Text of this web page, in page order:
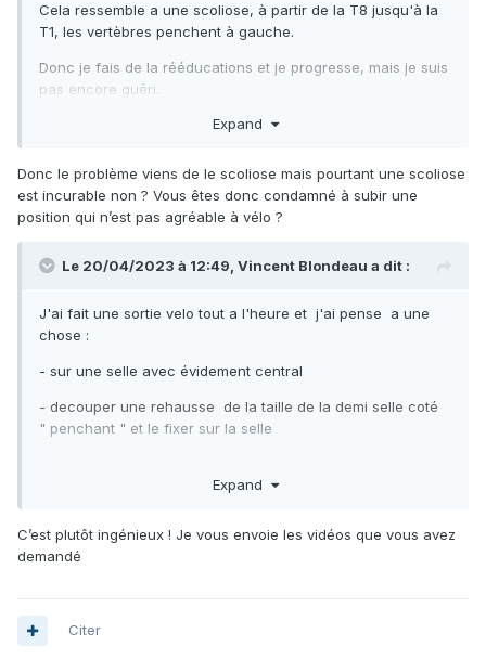
Cela ressemble a une scoliose, à partir de la T8 jusqu'à la
T1, les vertèbres penchent à gauche.
Donc je fais de la rééducations et je progresse, mais je suis
pas encore guéri.
Je ne sais pas si cela vous aider.
Expand
Donc le problème viens de le scoliose mais pourtant une scoliose
est incurable non ? Vous êtes donc condamné à subir une
position qui n’est pas agréable à vélo ?
Le 20/04/2023 à 12:49, Vincent Blondeau a dit :
J'ai fait une sortie velo tout a l'heure et j'ai pense a une
chose :
- sur une selle avec évidement central
- decouper une rehausse de la taille de la demi selle coté
" penchant " et le fixer sur la selle
cette solution permettrait d'eviter qu'un coté penche .
Expand
C’est plutôt ingénieux ! Je vous envoie les vidéos que vous avez
demandé
Citer